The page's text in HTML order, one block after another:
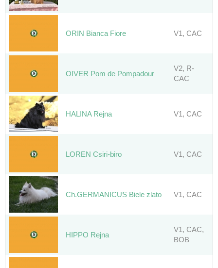
ORIN Bianca Fiore V1, CAC
OIVER Pom de Pompadour
V2, R-
CAC
HALINA Rejna V1, CAC
LOREN Csiri-biro V1, CAC
Ch.GERMANICUS Biele zlato V1, CAC
HIPPO Rejna
V1, CAC,
BOB